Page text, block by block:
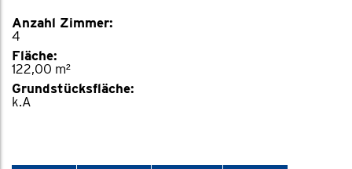
Anzahl Zimmer:
4
Fläche:
122,00 m²
Grundstücksfläche:
k.A